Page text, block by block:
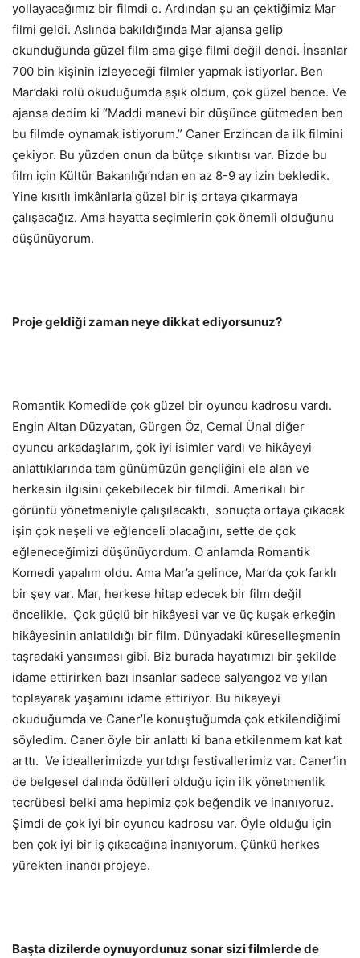
yollayacağımız bir filmdi o. Ardından şu an çektiğimiz Mar
filmi geldi. Aslında bakıldığında Mar ajansa gelip
okunduğunda güzel film ama gişe filmi değil dendi. İnsanlar
700 bin kişinin izleyeceği filmler yapmak istiyorlar. Ben
Mar’daki rolü okuduğumda aşık oldum, çok güzel bence. Ve
ajansa dedim ki “Maddi manevi bir düşünce gütmeden ben
bu filmde oynamak istiyorum.” Caner Erzincan da ilk filmini
çekiyor. Bu yüzden onun da bütçe sıkıntısı var. Bizde bu
film için Kültür Bakanlığı’ndan en az 8-9 ay izin bekledik.
Yine kısıtlı imkânlarla güzel bir iş ortaya çıkarmaya
çalışacağız. Ama hayatta seçimlerin çok önemli olduğunu
düşünüyorum.
Proje geldiği zaman neye dikkat ediyorsunuz?
Romantik Komedi’de çok güzel bir oyuncu kadrosu vardı.
Engin Altan Düzyatan, Gürgen Öz, Cemal Ünal diğer
oyuncu arkadaşlarım, çok iyi isimler vardı ve hikâyeyi
anlattıklarında tam günümüzün gençliğini ele alan ve
herkesin ilgisini çekebilecek bir filmdi. Amerikalı bir
görüntü yönetmeniyle çalışılacaktı, sonuçta ortaya çıkacak
işin çok neşeli ve eğlenceli olacağını, sette de çok
eğleneceğimizi düşünüyordum. O anlamda Romantik
Komedi yapalım oldu. Ama Mar’a gelince, Mar’da çok farklı
bir şey var. Mar, herkese hitap edecek bir film değil
öncelikle. Çok güçlü bir hikâyesi var ve üç kuşak erkeğin
hikâyesinin anlatıldığı bir film. Dünyadaki küreselleşmenin
taşradaki yansıması gibi. Biz burada hayatımızı bir şekilde
idame ettirirken bazı insanlar sadece salyangoz ve yılan
toplayarak yaşamını idame ettiriyor. Bu hikayeyi
okuduğumda ve Caner’le konuştuğumda çok etkilendiğimi
söyledim. Caner öyle bir anlattı ki bana etkilenmem kat kat
arttı. Ve ideallerimizde yurtdışı festivallerimiz var. Caner’in
de belgesel dalında ödülleri olduğu için ilk yönetmenlik
tecrübesi belki ama hepimiz çok beğendik ve inanıyoruz.
Şimdi de çok iyi bir oyuncu kadrosu var. Öyle olduğu için
ben çok iyi bir iş çıkacağına inanıyorum. Çünkü herkes
yürekten inandı projeye.
Başta dizilerde oynuyordunuz sonar sizi filmlerde de